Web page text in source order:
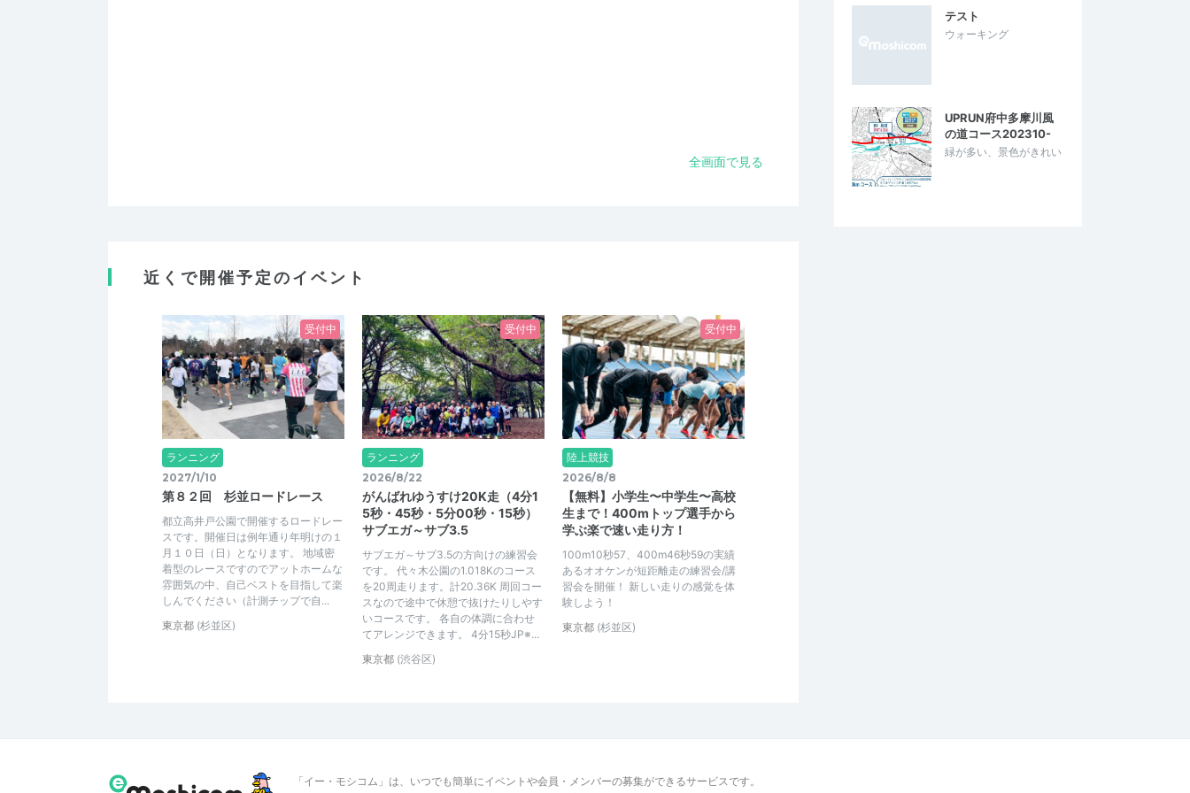
全画面で見る
近くで開催予定のイベント
受付中
ランニング
2027/1/10
第８２回 杉並ロードレース
都立高井戸公園で開催するロードレー
スです。開催日は例年通り年明けの１
月１０日（日）となります。 地域密
着型のレースですのでアットホームな
雰囲気の中、自己ベストを目指して楽
しんでください（計測チップで自...
東京都 (杉並区)
受付中
ランニング
2026/8/22
がんばれゆうすけ20K走（4分1
5秒・45秒・5分00秒・15秒）
サブエガ～サブ3.5
サブエガ～サブ3.5の方向けの練習会
です。 代々木公園の1.018Kのコース
を20周走ります。計20.36K 周回コー
スなので途中で休憩で抜けたりしやす
いコースです。 各自の体調に合わせ
てアレンジできます。 4分15秒JP※...
東京都 (渋谷区)
受付中
陸上競技
2026/8/8
【無料】小学生〜中学生〜高校
生まで！400mトップ選手から
学ぶ楽で速い走り方！
100m10秒57、400m46秒59の実績
あるオオケンが短距離走の練習会/講
習会を開催！ 新しい走りの感覚を体
験しよう！
東京都 (杉並区)
テスト
ウォーキング
UPRUN府中多摩川風
の道コース202310-
緑が多い、景色がきれい
「イー・モシコム」は、いつでも簡単にイベントや会員・メンバーの募集ができるサービスです。